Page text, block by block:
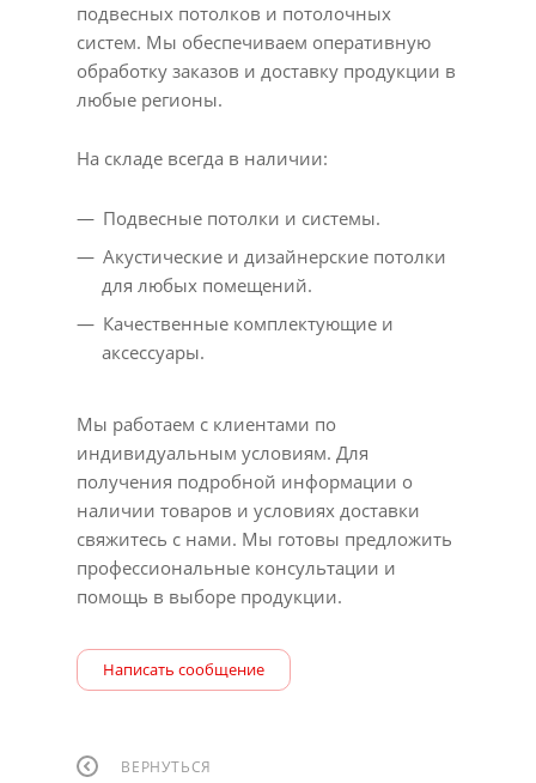
подвесных потолков и потолочных
систем. Мы обеспечиваем оперативную
обработку заказов и доставку продукции в
любые регионы.
На складе всегда в наличии:
Подвесные потолки и системы.
Акустические и дизайнерские потолки
для любых помещений.
Качественные комплектующие и
аксессуары.
Мы работаем с клиентами по
индивидуальным условиям. Для
получения подробной информации о
наличии товаров и условиях доставки
свяжитесь с нами. Мы готовы предложить
профессиональные консультации и
помощь в выборе продукции.
Написать сообщение
ВЕРНУТЬСЯ